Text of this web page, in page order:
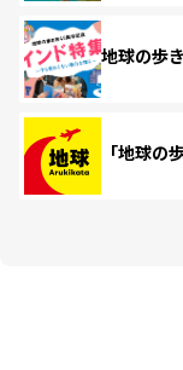
地球の歩
「地球の